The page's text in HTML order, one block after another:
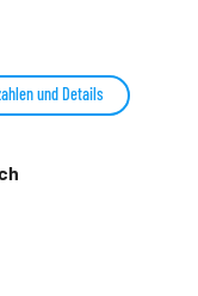
und Details